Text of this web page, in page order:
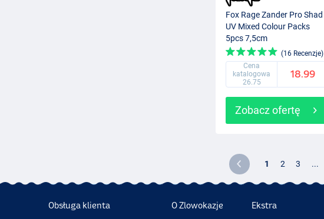
Fox Rage Zander Pro Shad
UV Mixed Colour Packs
5pcs 7,5cm
(16 Recenzje)
Cena
katalogowa
26.75
18.99
Zobacz ofertę
1 2 3 ...
Obsługa klienta O Zlowokazje Ekstra